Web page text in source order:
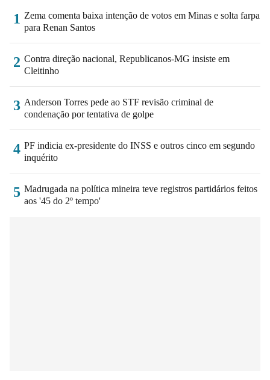
1 Zema comenta baixa intenção de votos em Minas e solta farpa
para Renan Santos
2 Contra direção nacional, Republicanos-MG insiste em
Cleitinho
3 Anderson Torres pede ao STF revisão criminal de
condenação por tentativa de golpe
4 PF indicia ex-presidente do INSS e outros cinco em segundo
inquérito
5 Madrugada na política mineira teve registros partidários feitos
aos '45 do 2º tempo'